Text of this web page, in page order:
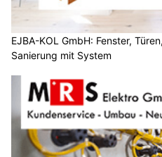
EJBA-KOL GmbH: Fenster,
Sanierung mit System